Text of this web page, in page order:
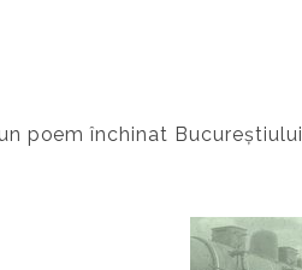
poem închinat Bucureștiului